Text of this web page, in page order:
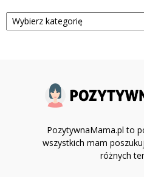
Kategorie
PozytywnaMama.pl to
wszystkich mam
różnych